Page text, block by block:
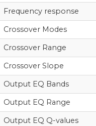
Frequency response
Crossover Modes
Crossover Range
Crossover Slope
Output EQ Bands
Output EQ Range
Output EQ Q-values